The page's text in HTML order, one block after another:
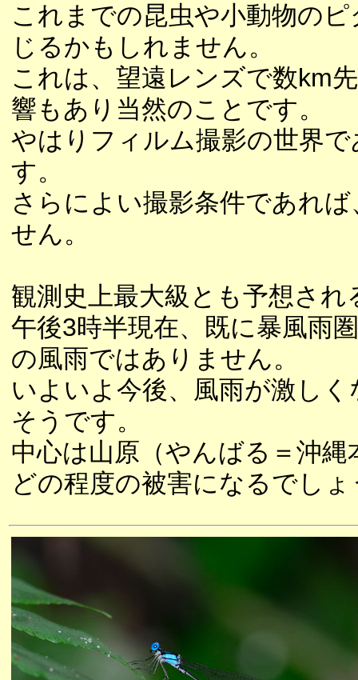
これまでの昆虫や小動物の
じるかもしれません。
これは、望遠レンズで数km
響もあり当然のことです。
やはりフィルム撮影の世界
す。
さらによい撮影条件であれ
せん。
観測史上最大級とも予想さ
午後3時半現在、既に暴風雨
の風雨ではありません。
いよいよ今後、風雨が激し
そうです。
中心は山原（やんばる＝沖
どの程度の被害になるでし